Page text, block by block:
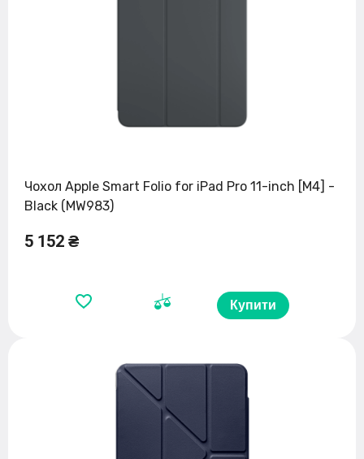
Чохол Apple Smart Folio for iPad Pro 11-inch [M4] -
Black (MW983)
5 152 ₴
Купити